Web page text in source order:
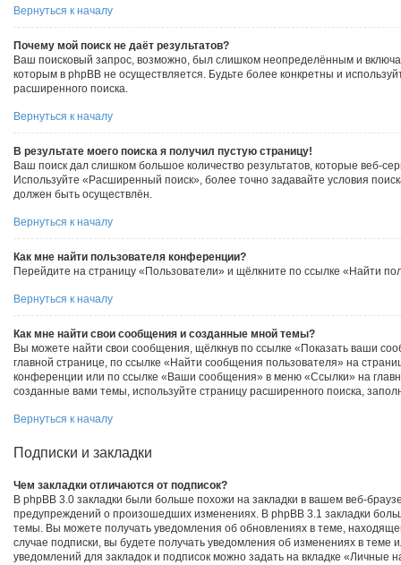
Вернуться к началу
Почему мой поиск не даёт результатов?
Ваш поисковый запрос, возможно, был слишком неопределённым и
которым в phpBB не осуществляется. Будьте более конкретны и
расширенного поиска.
Вернуться к началу
В результате моего поиска я получил пустую страницу!
Ваш поиск дал слишком большое количество результатов, которые веб-
Используйте «Расширенный поиск», более точно задавайте условия
должен быть осуществлён.
Вернуться к началу
Как мне найти пользователя конференции?
Перейдите на страницу «Пользователи» и щёлкните по ссылке «Найти
Вернуться к началу
Как мне найти свои сообщения и созданные мной темы?
Вы можете найти свои сообщения, щёлкнув по ссылке «Показать ваши
главной странице, по ссылке «Найти сообщения пользователя» на
конференции или по ссылке «Ваши сообщения» в меню «Ссылки» на
созданные вами темы, используйте страницу расширенного поиска,
Вернуться к началу
Подписки и закладки
Чем закладки отличаются от подписок?
В phpBB 3.0 закладки были больше похожи на закладки в вашем веб-
предупреждений о произошедших изменениях. В phpBB 3.1 закладки
темы. Вы можете получать уведомления об обновлениях в теме,
случае подписки, вы будете получать уведомления об изменениях в теме
уведомлений для закладок и подписок можно задать на вкладке «Личные